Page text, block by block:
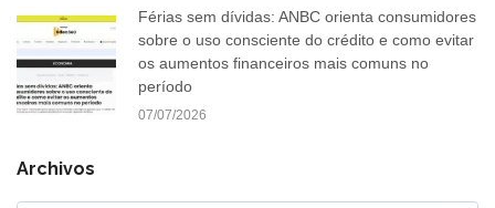
Férias sem dívidas: ANBC orienta consumidores
sobre o uso consciente do crédito e como evitar
os aumentos financeiros mais comuns no
período
07/07/2026
Archivos